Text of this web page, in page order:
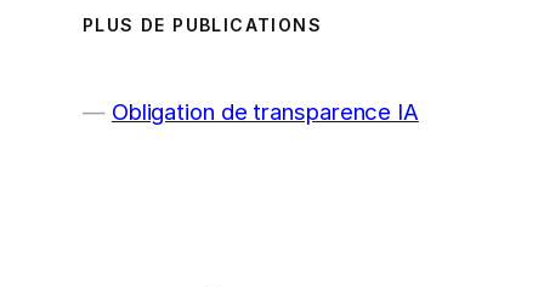
PLUS DE PUBLICATIONS
Obligation de transparence IA